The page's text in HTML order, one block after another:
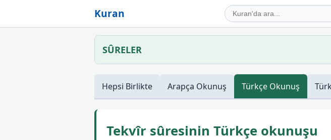
Kuran
SÛRELER
Hepsi Birlikte Arapça Okunuş Türkçe Okunuş
Tekvîr sûresinin Türkçe okunuşu